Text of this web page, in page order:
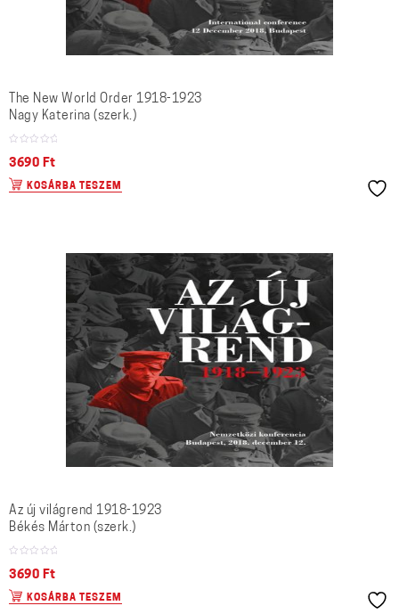
The New World Order 1918-1923
Nagy Katerina (szerk.)
3690 Ft
KOSÁRBA TESZEM
Az új világrend 1918-1923
Békés Márton (szerk.)
3690 Ft
KOSÁRBA TESZEM